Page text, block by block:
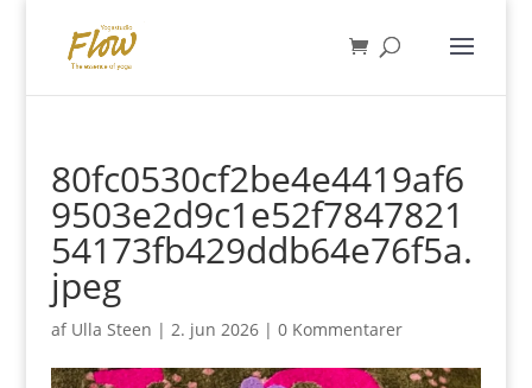
80fc0530cf2be4e4419af6
9503e2d9c1e52f7847821
54173fb429ddb64e76f5a.
jpeg
af Ulla Steen | 2. jun 2026| 0 Kommentarer